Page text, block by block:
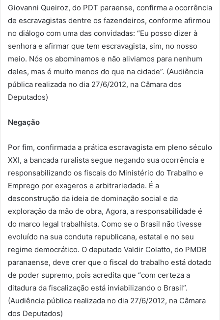
Giovanni Queiroz, do PDT paraense, confirma a ocorrência
de escravagistas dentre os fazendeiros, conforme afirmou
no diálogo com uma das convidadas: “Eu posso dizer à
senhora e afirmar que tem escravagista, sim, no nosso
meio. Nós os abominamos e não aliviamos para nenhum
deles, mas é muito menos do que na cidade”. (Audiência
pública realizada no dia 27/6/2012, na Câmara dos
Deputados)
Negação
Por fim, confirmada a prática escravagista em pleno século
XXI, a bancada ruralista segue negando sua ocorrência e
responsabilizando os fiscais do Ministério do Trabalho e
Emprego por exageros e arbitrariedade. É a
desconstrução da ideia de dominação social e da
exploração da mão de obra, Agora, a responsabilidade é
do marco legal trabalhista. Como se o Brasil não tivesse
evoluído na sua conduta republicana, estatal e no seu
regime democrático. O deputado Valdir Colatto, do PMDB
paranaense, deve crer que o fiscal do trabalho está dotado
de poder supremo, pois acredita que “com certeza a
ditadura da fiscalização está inviabilizando o Brasil”.
(Audiência pública realizada no dia 27/6/2012, na Câmara
dos Deputados)